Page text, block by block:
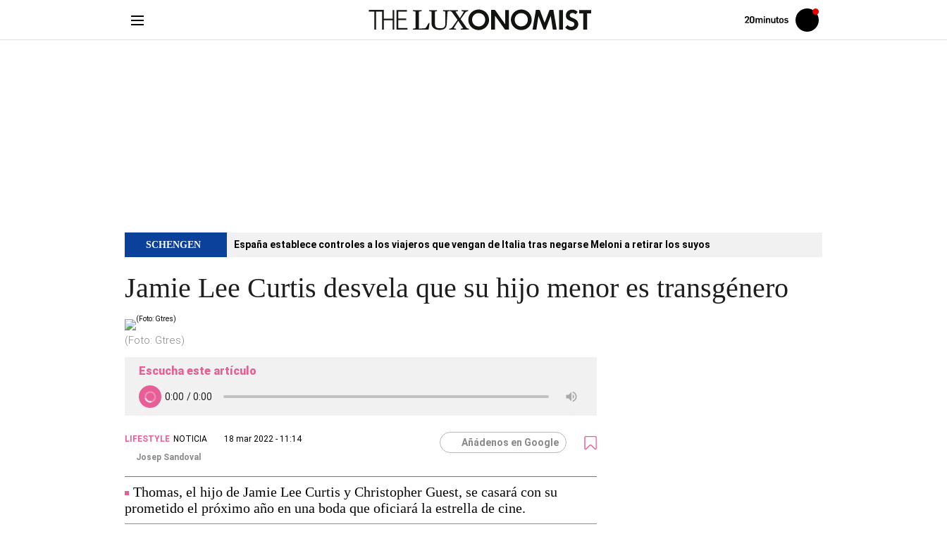
Volver
Iniciar
sesión
SCHENGEN España establece controles a los viajeros que vengan de Italia tras negarse Meloni a retirar los suyos
Jamie Lee Curtis desvela que su hijo menor es transgénero
(Foto: Gtres)
Escucha este artículo
LIFESTYLE NOTICIA
18 mar 2022 - 11:14
Josep Sandoval
Añádenos en Google
Thomas, el hijo de Jamie Lee Curtis y Christopher Guest, se casará con su
prometido el próximo año en una boda que oficiará la estrella de cine.